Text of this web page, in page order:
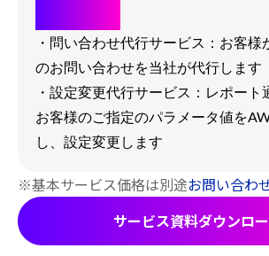
・問い合わせ代行サービス：お客様
のお問い合わせを当社が代行します
・設定変更代行サービス：レポート
お客様のご指定のパラメータ値を
し、設定変更します
※基本サービス価格は別途お問い合わ
サービス資料ダウンロ